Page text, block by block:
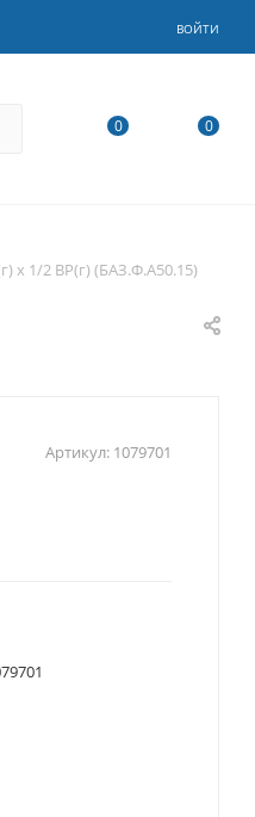
ВОЙТИ
0 0
х 1/2 ВР(г) (БАЗ.Ф.А50.15)
Артикул: 1079701